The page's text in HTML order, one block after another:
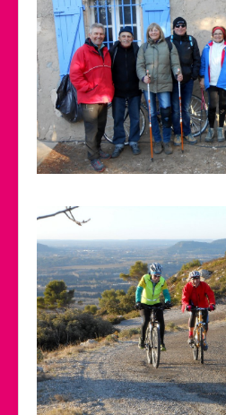
Manifestations
Photos et Vidéos